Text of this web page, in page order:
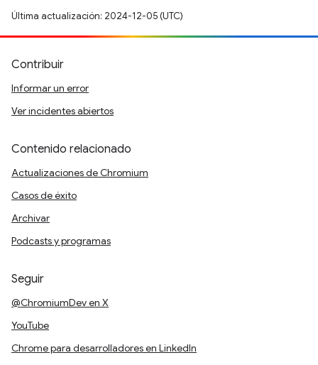
Última actualización: 2024-12-05 (UTC)
Contribuir
Informar un error
Ver incidentes abiertos
Contenido relacionado
Actualizaciones de Chromium
Casos de éxito
Archivar
Podcasts y programas
Seguir
@ChromiumDev en X
YouTube
Chrome para desarrolladores en LinkedIn